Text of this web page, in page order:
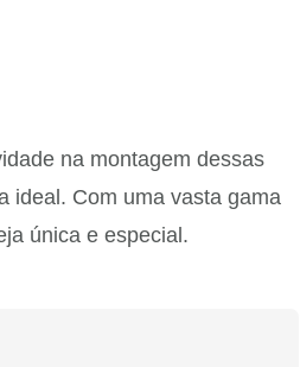
na montagem dessas
ideal. Com uma vasta gama
única e especial.